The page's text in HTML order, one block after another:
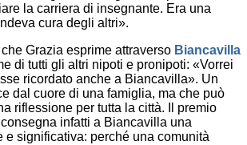
la carriera di insegnante. Era una
cura degli altri».
Grazia esprime attraverso Biancavilla
di tutti gli altri nipoti e pronipoti: «Vorrei
ricordato anche a Biancavilla». Un
dal cuore di una famiglia, ma che può
riflessione per tutta la città. Il premio
infatti a Biancavilla una
e significativa: perché una comunità